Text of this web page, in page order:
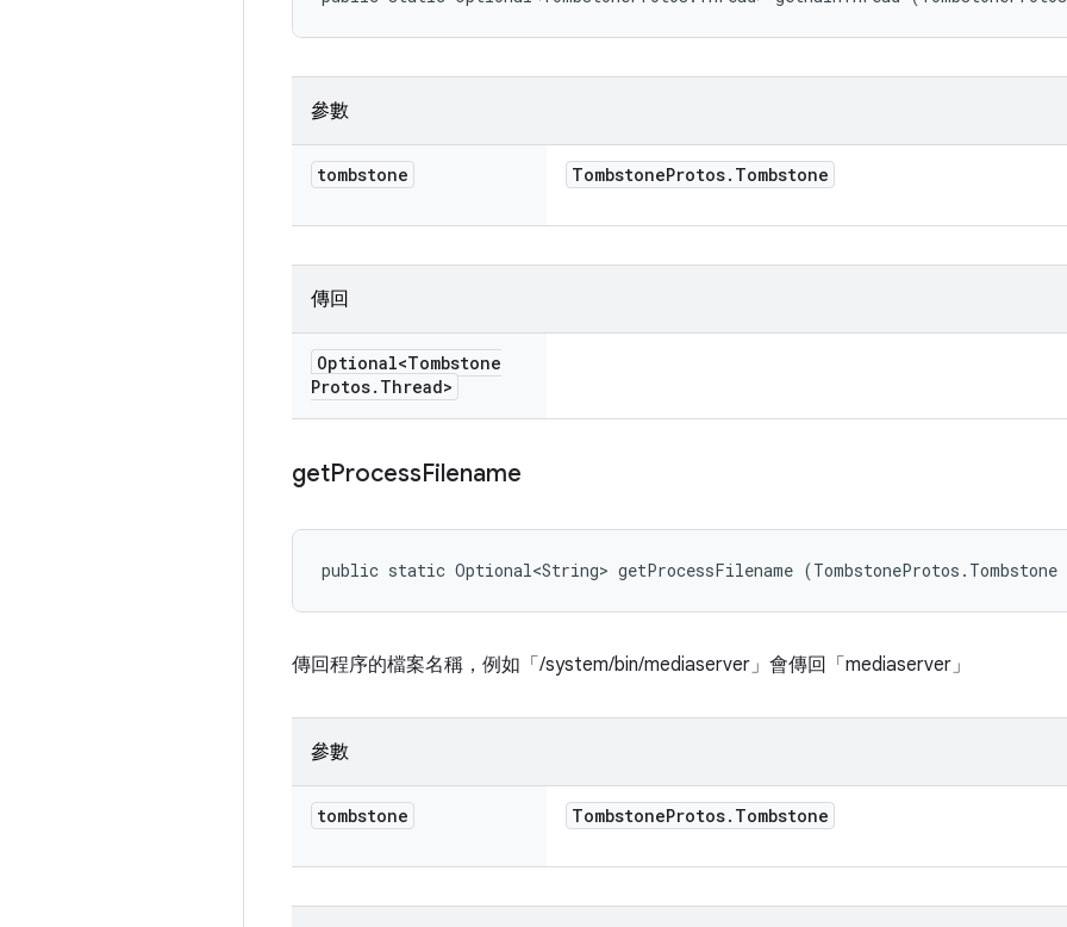
參數
tombstone TombstoneProtos. Tombstone
傳回
Optional<Tombstone
Protos. Thread>
getProcessFilename
public static Optional<String> getProcessFilename (TombstoneProtos.Tombstone
傳回程序的檔案名稱，例如「/system/bin/mediaserver」會傳回「mediaserver」
參數
tombstone TombstoneProtos. Tombstone